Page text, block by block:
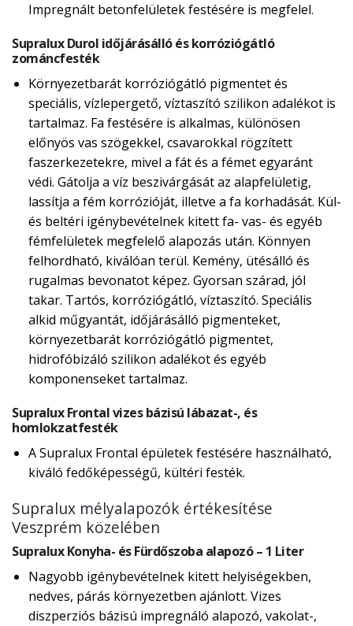
Impregnált betonfelületek festésére is megfelel.
Supralux Durol időjárásálló és korróziógátló
zománcfesték
Környezetbarát korróziógátló pigmentet és
speciális, vízlepergető, víztaszító szilikon adalékot is
tartalmaz. Fa festésére is alkalmas, különösen
előnyös vas szögekkel, csavarokkal rögzített
faszerkezetekre, mivel a fát és a fémet egyaránt
védi. Gátolja a víz beszivárgását az alapfelületig,
lassítja a fém korrózióját, illetve a fa korhadását. Kül-
és beltéri igénybevételnek kitett fa- vas- és egyéb
fémfelületek megfelelő alapozás után. Könnyen
felhordható, kiválóan terül. Kemény, ütésálló és
rugalmas bevonatot képez. Gyorsan szárad, jól
takar. Tartós, korróziógátló, víztaszító. Speciális
alkid műgyantát, időjárásálló pigmenteket,
környezetbarát korróziógátló pigmentet,
hidrofóbizáló szilikon adalékot és egyéb
komponenseket tartalmaz.
Supralux Frontal vizes bázisú lábazat-, és
homlokzatfesték
A Supralux Frontal épületek festésére használható,
kiváló fedőképességű, kültéri festék.
Supralux mélyalapozók értékesítése
Veszprém közelében
Supralux Konyha- és Fürdőszoba alapozó – 1 Liter
Nagyobb igénybevételnek kitett helyiségekben,
nedves, párás környezetben ajánlott. Vizes
diszperziós bázisú impregnáló alapozó, vakolat-,